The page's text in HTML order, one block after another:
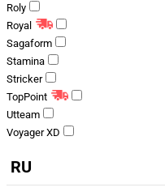
Roly
Royal
Sagaform
Stamina
Stricker
TopPoint
Utteam
Voyager XD
RU